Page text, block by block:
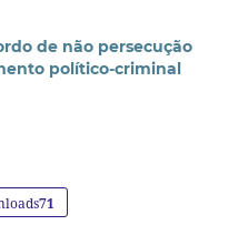
de não persecução
político-criminal
71